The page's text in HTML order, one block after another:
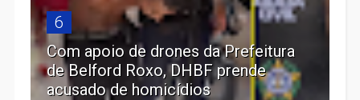
6
Com apoio de drones da Prefeitura
de Belford Roxo, DHBF prende
acusado de homicídios